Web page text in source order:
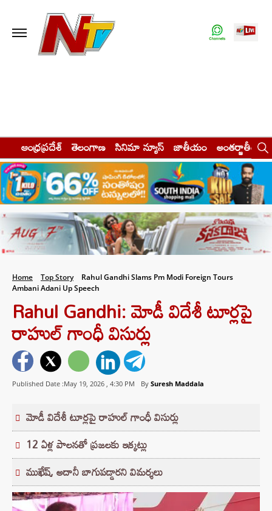
ఆంధ్రప్రదేశ్ తెలంగాణ సినిమా న్యూస్ జాతీయం అంతర్జాతీయం
Home Top Story
Rahul Gandhi Slams Pm Modi Foreign Tours
Ambani Adani Up Speech
Rahul Gandhi: మోడీ విదేశీ టూర్లపై
రాహుల్ గాంధీ విసుర్లు
Published Date :May 19, 2026 , 4:30 PM By Suresh Maddala
మోడీ విదేశీ టూర్లపై రాహుల్ గాంధీ విసుర్లు
12 ఏళ్ల పాలనతో ప్రజలకు ఇక్కట్లు
ముఖేష్, అదానీ బాగుపడ్డారని విమర్శలు